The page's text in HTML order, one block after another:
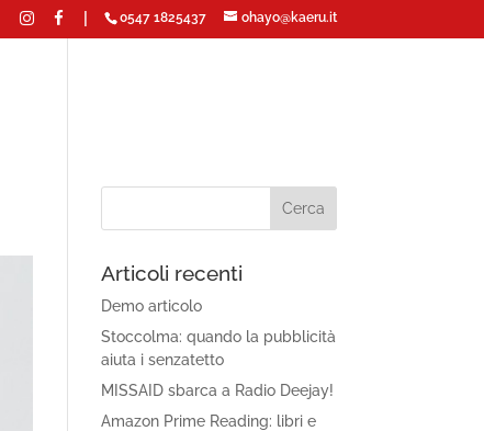
0547 1825437 ohayo@kaeru.it
Articoli recenti
Demo articolo
Stoccolma: quando la pubblicità
aiuta i senzatetto
MISSAID sbarca a Radio Deejay!
Amazon Prime Reading: libri e